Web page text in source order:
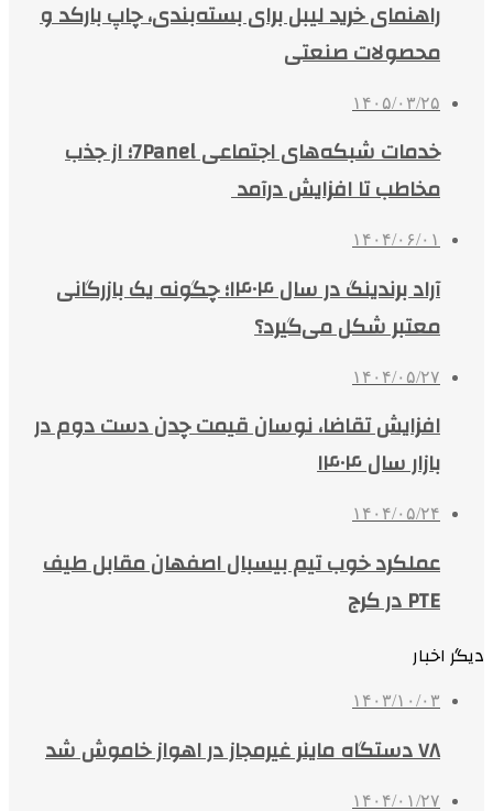
راهنمای خرید لیبل برای بسته‌بندی، چاپ بارکد و
محصولات صنعتی
۱۴۰۵/۰۳/۲۵
خدمات شبکه‌های اجتماعی 7Panel؛ از جذب
مخاطب تا افزایش درآمد
۱۴۰۴/۰۶/۰۱
آراد برندینگ در سال ۱۴۰۴؛ چگونه یک بازرگانی
معتبر شکل می‌گیرد؟
۱۴۰۴/۰۵/۲۷
افزایش تقاضا، نوسان قیمت چدن دست دوم در
بازار سال ۱۴۰۴
۱۴۰۴/۰۵/۲۴
عملکرد خوب تیم بیسبال اصفهان مقابل طیف
PTE در کرج
دیگر اخبار
۱۴۰۳/۱۰/۰۳
۷۸ دستگاه ماینر غیرمجاز در اهواز خاموش شد
۱۴۰۴/۰۱/۲۷